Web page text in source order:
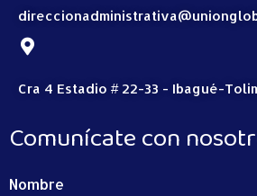
Cra 4 Estadio # 22-33 - Ibagué-
Comunícate con
Nombre